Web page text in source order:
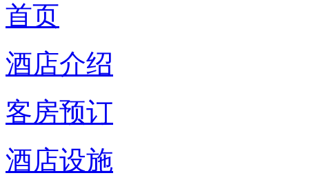
首页
酒店介绍
客房预订
酒店设施